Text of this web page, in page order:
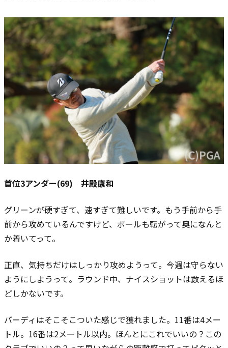
首位3アンダー(69) 井殿康和
グリーンが硬すぎて、速すぎて難しいです。 もう手前から手
前から攻めているんですけど、ボールも転がって奥になんと
か着いてって。
正直、気持ちだけはしっかり攻めようって。今週は守らない
ようにしようって。 ラウンド中、ナイスショットは数えるほ
どしかないです。
バーディはそこそこついた感じで獲れました。11番は4メー
トル。16番は2メートル以内。ほんとにこれでいいの？この